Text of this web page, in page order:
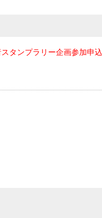
タンプラリー企画参加申